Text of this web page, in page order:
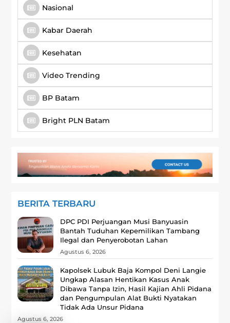
Nasional
Kabar Daerah
Kesehatan
Video Trending
BP Batam
Bright PLN Batam
BERITA TERBARU
DPC PDI Perjuangan Musi Banyuasin
Bantah Tuduhan Kepemilikan Tambang
Ilegal dan Penyerobotan Lahan
Agustus 6, 2026
Kapolsek Lubuk Baja Kompol Deni Langie
Ungkap Alasan Hentikan Kasus Anak
Dibawa Tanpa Izin, Hasil Kajian Ahli Pidana
dan Pengumpulan Alat Bukti Nyatakan
Tidak Ada Unsur Pidana
Agustus 6, 2026